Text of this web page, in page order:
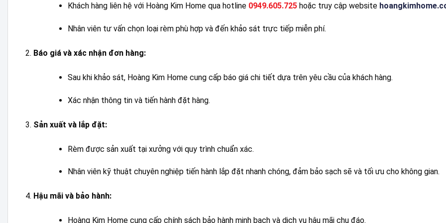
Khách hàng liên hệ với Hoàng Kim Home qua hotline 0949.605.725hoặc truy cập website
Nhân viên tư vấn chọn loại rèm phù hợp và đến khảo sát trực tiếp miễn phí.
Báo giá và xác nhận đơn hàng:
Sau khi khảo sát, Hoàng Kim Home cung cấp báo giá chi tiết dựa trên yêu cầu của khách hàng.
Xác nhận thông tin và tiến hành đặt hàng.
Sản xuất và lắp đặt:
Rèm được sản xuất tại xưởng với quy trình chuẩn xác.
Nhân viên kỹ thuật chuyên nghiệp tiến hành lắp đặt nhanh chóng, đảm bảo sạch sẽ và tối ưu cho không gian.
Hậu mãi và bảo hành:
Hoàng Kim Home cung cấp chính sách bảo hành minh bạch và dịch vụ hậu mãi chu đáo.